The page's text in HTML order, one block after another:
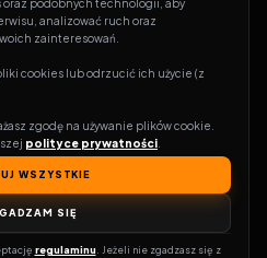
oraz podobnych technologii, aby
analizować ruch oraz
zainteresowań.
cookies lub odrzucić ich użycie (z
zgodę na używanie plików cookie.
polityce prywatności
WSZYSTKIE
SIĘ
regulaminu . Jeżeli nie zgadzasz się z